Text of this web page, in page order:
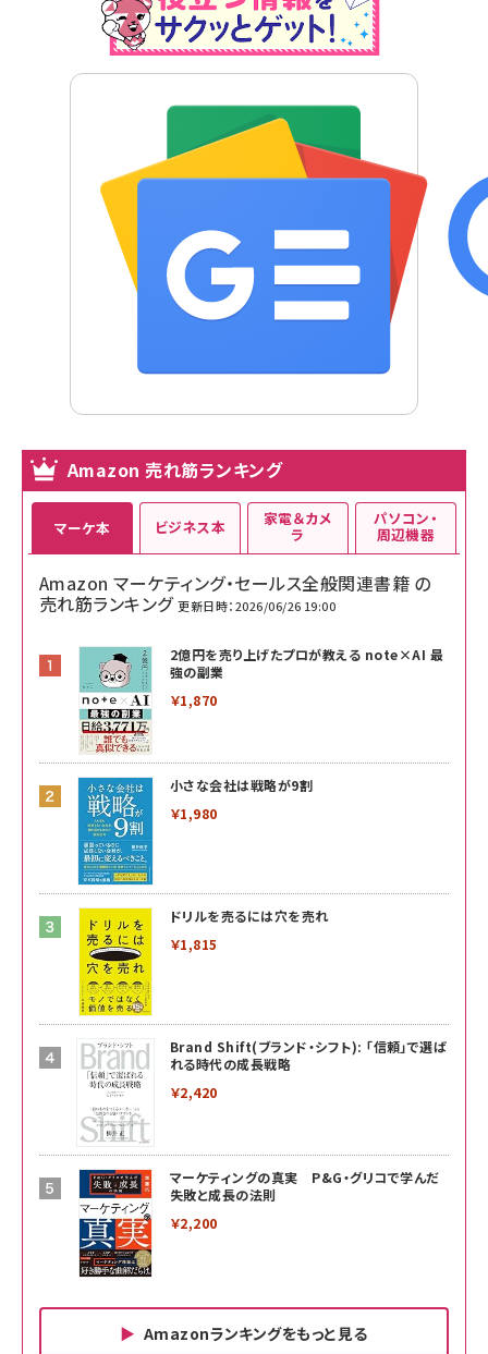
Amazon 売れ筋ランキング
マーケ本
Amazon マーケティング・セールス全般関連書籍 の
売れ筋ランキング 更新日時：2026/06/26 19:00
2億円を売り上げたプロが教える note×AI 最
強の副業
￥1,870
小さな会社は戦略が9割
￥1,980
ドリルを売るには穴を売れ
￥1,815
Brand Shift(ブランド・シフト): 「信頼」で選ば
れる時代の成長戦略
￥2,420
マーケティングの真実 P&G・グリコで学んだ
失敗と成長の法則
￥2,200
Amazonランキングをもっと見る
ビジネス本 家電＆カメ
ラ
パソコン・
周辺機器